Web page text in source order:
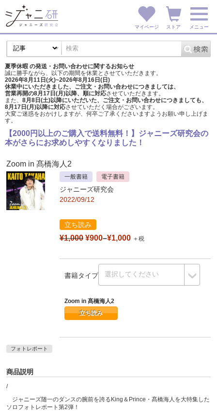
マイページ ストア メニュー
夏季休暇 の発送・お問い合わせに関するお知らせ
誠に勝手ながら、以下の期間を休業とさせていただきます。
2026年8月11日(火)~2026年8月16日(日)
休業中にいただきました、ご注文・お問い合わせにつきましては、
営業再開の8月17日(月)以降、順に対応させていただきます。
また、 8月8日(土)以降にいただいた、ご注文・ お問い合わせにつきましても、
8月17日(月)以降に対応させていただく場合がございます。
大変ご迷惑をおかけしますが、 何卒ご了承くださいますようお願い申し上げま
す。
【2000円以上のご購入で送料無料！】ジャニーズ研究会の
本がさらにお求めしやすくなりました！
Zoom in 髙橋海人2
一般書籍 電子書籍
ジャニーズ研究会
2022/09/12
立ち読み
¥1,000 ¥900–¥1,000 ＋税
書籍タイプ
Zoom in 髙橋海人2
立ち読み
フォトレポート
商品説明
/
ジャニーズ随一のダンスの腕前を誇るKing＆Prince・髙橋海人を大特集した
ソロフォトレポート第2弾！